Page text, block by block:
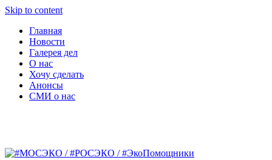
Skip to content
Главная
Новости
Галерея дел
О нас
Хочу сделать
Анонсы
СМИ о нас